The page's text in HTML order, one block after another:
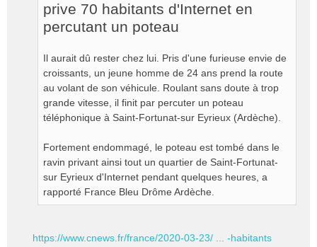
prive 70 habitants d'Internet en
percutant un poteau
Il aurait dû rester chez lui. Pris d'une furieuse envie de
croissants, un jeune homme de 24 ans prend la route
au volant de son véhicule. Roulant sans doute à trop
grande vitesse, il finit par percuter un poteau
téléphonique à Saint-Fortunat-sur Eyrieux (Ardèche).
Fortement endommagé, le poteau est tombé dans le
ravin privant ainsi tout un quartier de Saint-Fortunat-
sur Eyrieux d'Internet pendant quelques heures, a
rapporté France Bleu Drôme Ardèche.
https://www.cnews.fr/france/2020-03-23/ ... -habitants